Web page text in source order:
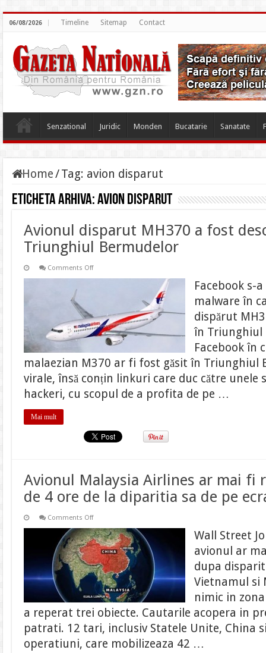
06/08/2026 Timeline Sitemap Contact
Senzational Juridic Monden Bucatarie Sanatate
Home/Tag: avion disparut
Eticheta arhiva:avion disparut
Avionul disparut MH370 a fost
Triunghiul Bermudelor
Comments Offon
descoperit
in
Triunghiul
Bermudelor
Facebook s-
malware în
dispărut
în Triunghiul
Facebook în
malaezian M370 ar fi fost găsit în Triunghiul
virale, însă conțin linkuri care duc către unele
hackeri, cu scopul de a profita de pe …
Mai mult
Avionul Malaysia Airlines ar mai fi
de 4 ore de la diparitia sa de pe
Comments Offon
Malaysia
Airlines
ar
mai
fi
ramas
in
aer
timp
de
4
ore
de
la
diparitia
sa
Wall Street
avionul ar
dupa
Vietnamul si
nimic in
a reperat trei obiecte. Cautarile acopera in
patrati. 12 tari, inclusiv Statele Unite, China
operatiuni, care mobilizeaza 42 …